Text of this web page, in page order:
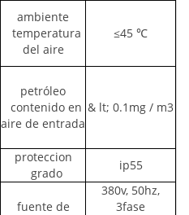
ambiente
temperatura
del aire
≤45 ℃
petróleo
contenido en
aire de entrada
& lt; 0.1mg / m3
proteccion
grado
ip55
fuente de
380v, 50hz,
3fase